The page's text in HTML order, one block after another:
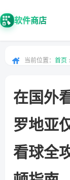
软件商店
当前位置： 首页
在国外
罗地亚
看球全